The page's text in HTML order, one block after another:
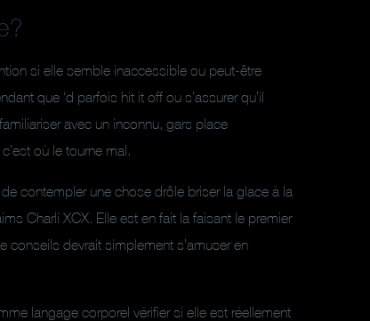
si elle semble inaccessible ou peut-être
que ‘d parfois hit it off ou s’assurer qu’il
avec un inconnu, gars place
où le tourne mal.
contempler une chose drôle briser la glace à la
Charli XCX. Elle est en fait la faisant le premier
conseils devrait simplement s’amuser en
langage corporel vérifier si elle est réellement